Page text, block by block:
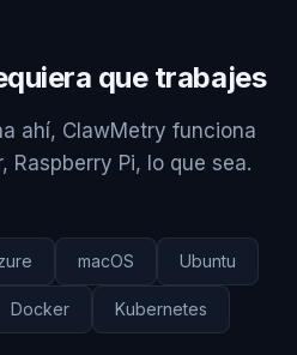
que trabajes
ahí, ClawMetry funciona
Raspberry Pi, lo que sea.
macOS Ubuntu
Docker Kubernetes